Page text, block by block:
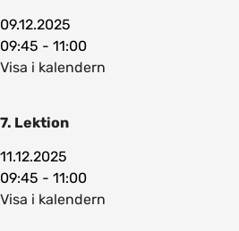
09.12.2025
09:45 - 11:00
Visa i kalendern
7. Lektion
11.12.2025
09:45 - 11:00
Visa i kalendern